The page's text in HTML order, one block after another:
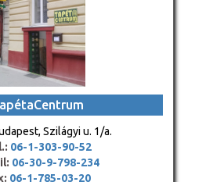
Szilágyi u. 1/a.
06-1-303-90-52
06-30-9-798-234
06-1-785-03-20